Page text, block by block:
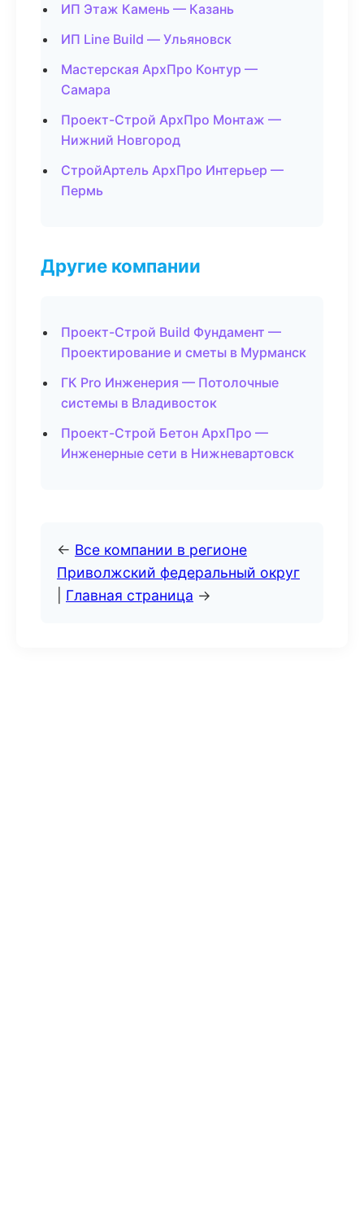
ИП Этаж Камень — Казань
ИП Line Build — Ульяновск
Мастерская АрхПро Контур —
Самара
Проект-Строй АрхПро Монтаж —
Нижний Новгород
СтройАртель АрхПро Интерьер —
Пермь
Другие компании
Проект-Строй Build Фундамент —
Проектирование и сметы в Мурманск
ГК Pro Инженерия — Потолочные
системы в Владивосток
Проект-Строй Бетон АрхПро —
Инженерные сети в Нижневартовск
← Все компании в регионе
Приволжский федеральный округ
Главная страница →